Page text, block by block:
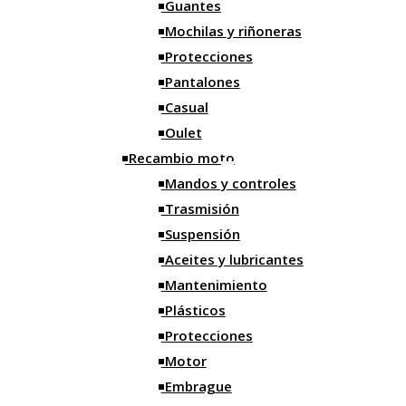
Protecciones
Pantalones
Paddock
Oulet
Recambio moto
Mandos y controles
Trasmisión
Suspensión
Aceites y lubricantes
Mantenimiento
Plásticos
Protecciones
Motor
Embrague
Ruedas
Frenos
Guantes
Mochilas y riñoneras
Protecciones
Pantalones
Casual
Oulet
Recambio moto
Mandos y controles
Trasmisión
Suspensión
Aceites y lubricantes
Mantenimiento
Plásticos
Protecciones
Motor
Embrague